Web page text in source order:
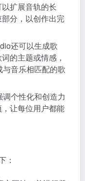
扩展音轨的长
分，以创作出完
还可以生成歌
的主题或情感，
音乐相匹配的歌
个性化和创造力
让每位用户都能
：